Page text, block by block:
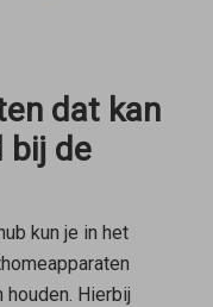
dat kan
bij de
kun je in het
houden. Hierbij